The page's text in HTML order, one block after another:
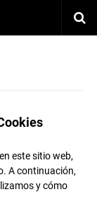
este sitio web,
A continuación,
y cómo